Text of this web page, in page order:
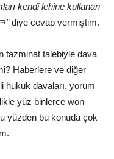
kendi lehine kullanan
”diye cevap vermiştim.
tazminat talebiyle dava
Haberlere ve diğer
hukuk davaları, yorum
yüz binlerce won
yüzden bu konuda çok